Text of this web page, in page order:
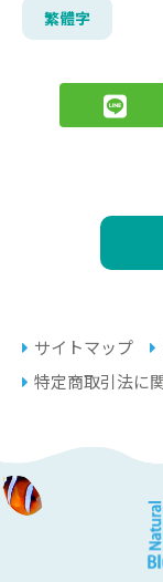
繁體字
サイトマップ
特定商取引法に